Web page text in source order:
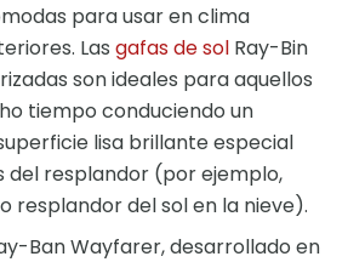
para usar en clima
Las gafas de sol Ray-Bin
son ideales para aquellos
tiempo conduciendo un
lisa brillante especial
del resplandor (por ejemplo,
resplandor del sol en la nieve).
Ban Wayfarer, desarrollado en